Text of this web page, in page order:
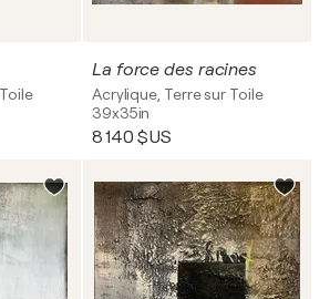
La force des racines
Acrylique, Terre sur Toile
39x35in
8 140 $US